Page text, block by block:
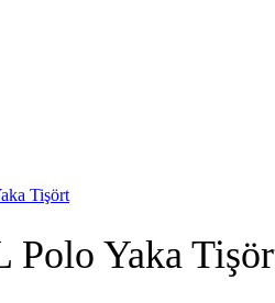
Polo Yaka